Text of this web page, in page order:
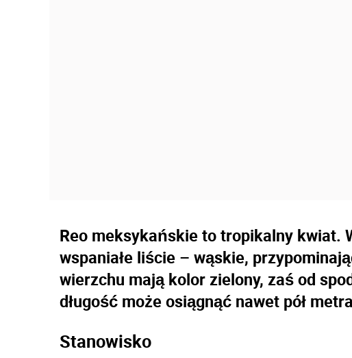
Reo meksykańskie to tropikalny kwiat.
wspaniałe liście – wąskie,
wierzchu mają kolor zielony, zaś od
długość może osiągnąć nawet pół
Stanowisko